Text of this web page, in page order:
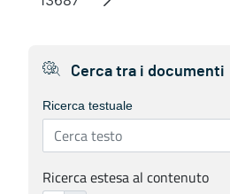
Pagina
Cerca tra i documenti
Ricerca testuale
Ricerca estesa al contenuto